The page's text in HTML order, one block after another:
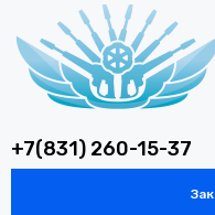
+7(831) 260-15-37